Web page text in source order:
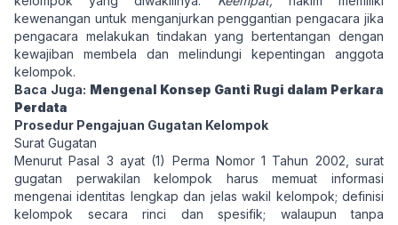
kewenangan untuk menganjurkan penggantian pengacara jika
pengacara melakukan tindakan yang bertentangan dengan
kewajiban membela dan melindungi kepentingan anggota
kelompok.
Baca Juga: Mengenal Konsep Ganti Rugi dalam Perkara
Perdata
Prosedur Pengajuan Gugatan Kelompok
Surat Gugatan
Menurut Pasal 3 ayat (1) Perma Nomor 1 Tahun 2002, surat
gugatan perwakilan kelompok harus memuat informasi
mengenai identitas lengkap dan jelas wakil kelompok; definisi
kelompok secara rinci dan spesifik; walaupun tanpa